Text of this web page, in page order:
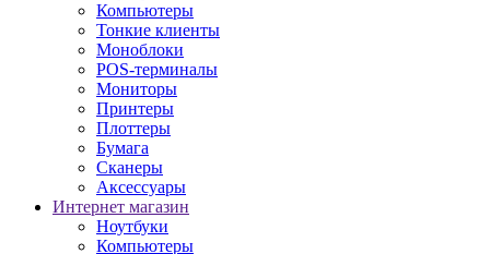
Компьютеры
Тонкие клиенты
Моноблоки
POS-терминалы
Мониторы
Принтеры
Плоттеры
Бумага
Сканеры
Аксессуары
Интернет магазин
Ноутбуки
Компьютеры